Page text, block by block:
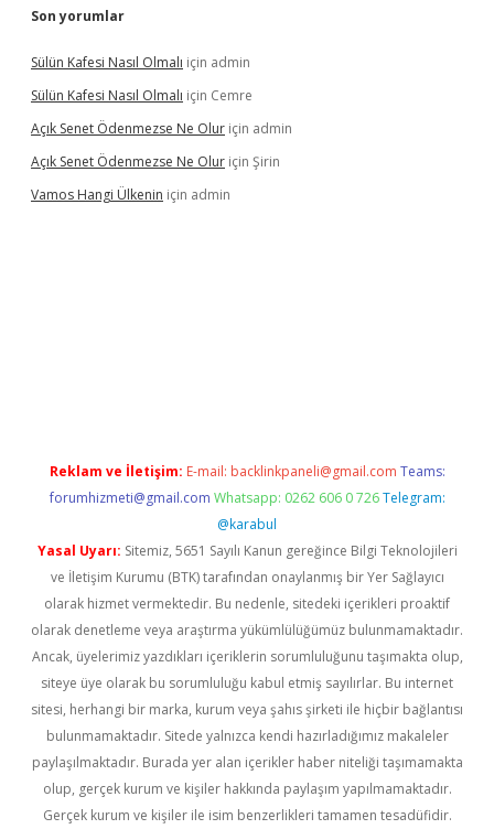
Son yorumlar
Sülün Kafesi Nasıl Olmalı için admin
Sülün Kafesi Nasıl Olmalı için Cemre
Açık Senet Ödenmezse Ne Olur için admin
Açık Senet Ödenmezse Ne Olur için Şirin
Vamos Hangi Ülkenin için admin
Reklam ve İletişim: E-mail: backlinkpaneli@gmail.com Teams:
forumhizmeti@gmail.com Whatsapp: 0262 606 0 726 Telegram:
@karabul
Yasal Uyarı: Sitemiz, 5651 Sayılı Kanun gereğince Bilgi Teknolojileri
ve İletişim Kurumu (BTK) tarafından onaylanmış bir Yer Sağlayıcı
olarak hizmet vermektedir. Bu nedenle, sitedeki içerikleri proaktif
olarak denetleme veya araştırma yükümlülüğümüz bulunmamaktadır.
Ancak, üyelerimiz yazdıkları içeriklerin sorumluluğunu taşımakta olup,
siteye üye olarak bu sorumluluğu kabul etmiş sayılırlar. Bu internet
sitesi, herhangi bir marka, kurum veya şahıs şirketi ile hiçbir bağlantısı
bulunmamaktadır. Sitede yalnızca kendi hazırladığımız makaleler
paylaşılmaktadır. Burada yer alan içerikler haber niteliği taşımamakta
olup, gerçek kurum ve kişiler hakkında paylaşım yapılmamaktadır.
Gerçek kurum ve kişiler ile isim benzerlikleri tamamen tesadüfidir.